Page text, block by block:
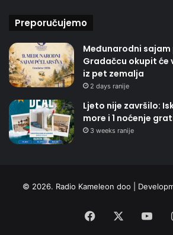
Preporučujemo
Međunarodni
Gradačcu okupit će
iz pet zemalja
2 days ranije
Ljeto nije završilo:
more i 1 noćenje
3 weeks ranije
© 2026. Radio Kameleon doo |
Facebook